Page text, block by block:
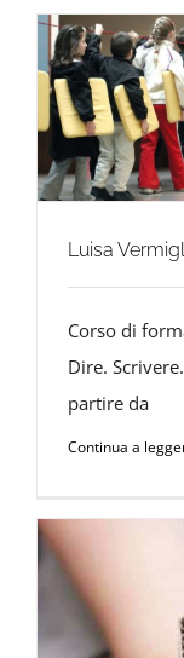
Luisa
Corso di
Dire.
partire da
Continua a